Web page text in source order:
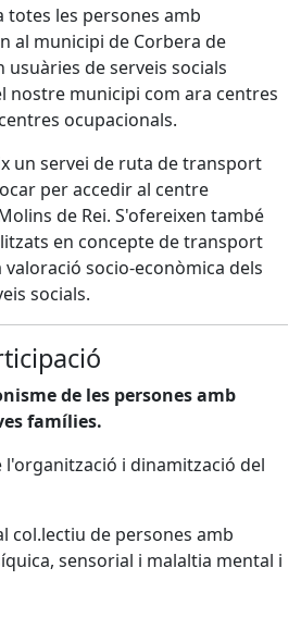
totes les persones amb
al municipi de Corbera de
de serveis socials
nostre municipi com ara centres
ocupacionals.
un servei de ruta de transport
per accedir al centre
de Rei. S'ofereixen també
en concepte de transport
socio-econòmica dels
socials.
de les persones amb
famílies.
i dinamització del
col.lectiu de persones amb
sensorial i malaltia mental i